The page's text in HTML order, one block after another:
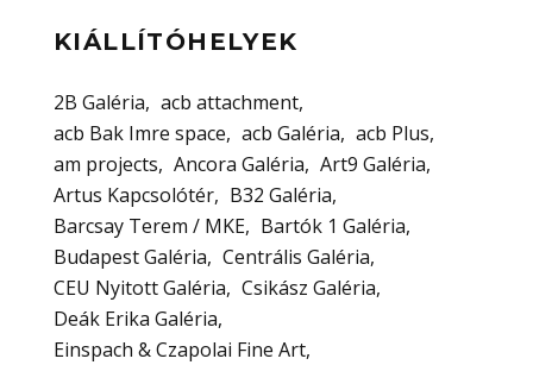
KIÁLLÍTÓHELYEK
2B Galéria
acb attachment
acb Bak Imre space
acb Galéria
acb Plus
am projects
Ancora Galéria
Art9 Galéria
Artus Kapcsolótér
B32 Galéria
Barcsay Terem / MKE
Bartók 1 Galéria
Budapest Galéria
Centrális Galéria
CEU Nyitott Galéria
Csikász Galéria
Deák Erika Galéria
Einspach & Czapolai Fine Art